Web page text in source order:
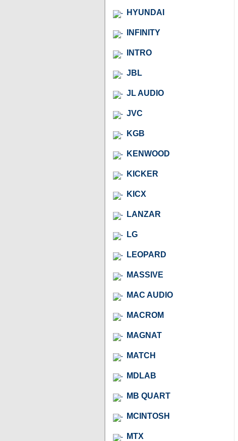
HYUNDAI
INFINITY
INTRO
JBL
JL AUDIO
JVC
KGB
KENWOOD
KICKER
KICX
LANZAR
LG
LEOPARD
MASSIVE
MAC AUDIO
MACROM
MAGNAT
MATCH
MDLAB
MB QUART
MCINTOSH
MTX